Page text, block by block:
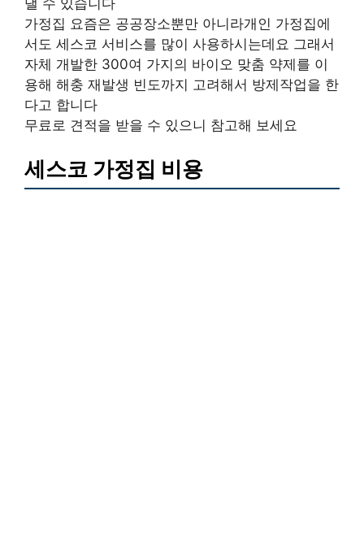
낼 수 있습니다
가정집 요즘은 공공장소뿐만 아니라개인 가정집에
서도 세스코 서비스를 많이 사용하시는데요 그래서
자체 개발한 300여 가지의 바이오 맞춤 약제를 이
용해 해충 재발생 빈도까지 고려해서 방제작업을 한
다고 합니다
무료로 견적을 받을 수 있으니 참고해 보세요
세스코 가정집 비용